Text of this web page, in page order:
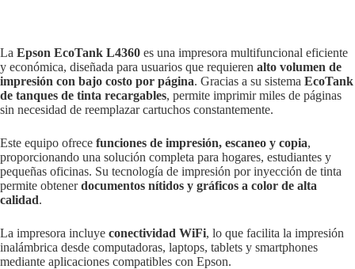
La Epson EcoTank L4360 es una impresora multifuncional eficiente
y económica, diseñada para usuarios que requieren alto volumen de
impresión con bajo costo por página. Gracias a su sistema EcoTank
de tanques de tinta recargables, permite imprimir miles de páginas
sin necesidad de reemplazar cartuchos constantemente.
Este equipo ofrece funciones de impresión, escaneo y copia,
proporcionando una solución completa para hogares, estudiantes y
pequeñas oficinas. Su tecnología de impresión por inyección de tinta
permite obtenerdocumentos nítidos y gráficos a color de alta
calidad.
La impresora incluye conectividad WiFi, lo que facilita la impresión
inalámbrica desde computadoras, laptops, tablets y smartphones
mediante aplicaciones compatibles con Epson.